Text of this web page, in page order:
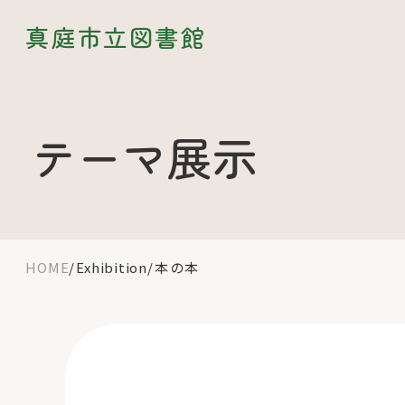
真庭市立図書館
テーマ展示
HOME Exhibition 本 の本